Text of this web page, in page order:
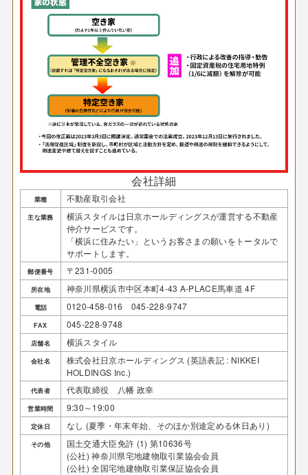
会社詳細
業種 不動産取引会社
主な業務
横浜スタイルは日京ホールディングスが運営する不動産
仲介サービスです。
「横浜に住みたい」というお客さまの願いをトータルで
サポートします。
郵便番号 〒231-0005
所在地 神奈川県横浜市中区本町4-43 A-PLACE馬車道 4F
電話 0120-458-016 045-228-9747
FAX 045-228-9748
店舗名 横浜スタイル
会社名
株式会社日京ホールディングス (英語表記 : NIKKEI
HOLDINGS Inc.)
代表者 代表取締役 八幡 政幸
営業時間 9:30～19:00
定休日 なし (夏季・年末年始、そのほか別途定める休日あり)
その他
国土交通大臣免許 (1) 第10636号
(公社) 神奈川県宅地建物取引業協会会員
(公社) 全国宅地建物取引業保証協会会員